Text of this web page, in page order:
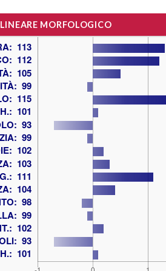
LINEARE MORFOLOGICO